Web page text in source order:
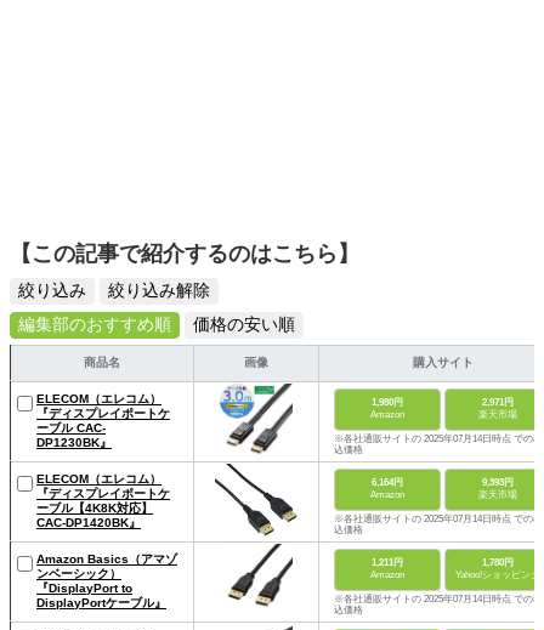
【この記事で紹介するのはこちら】
絞り込み
絞り込み解除
編集部のおすすめ順
価格の安い順
商品名 画像 購入サイト
ELECOM（エレコム）
『ディスプレイポートケ
ーブル CAC-
DP1230BK』
1,980円
Amazon
2,971円
楽天市場
※各社通販サイトの 2025年07月14日時点 での税
込価格
ELECOM（エレコム）
『ディスプレイポートケ
ーブル【4K8K対応】
CAC-DP1420BK』
6,164円
Amazon
9,393円
楽天市場
※各社通販サイトの 2025年07月14日時点 での税
込価格
Amazon Basics（アマゾ
ンベーシック）
『DisplayPort to
DisplayPortケーブル』
1,211円
Amazon
1,780円
Yahoo!ショッピング
※各社通販サイトの 2025年07月14日時点 での税
込価格